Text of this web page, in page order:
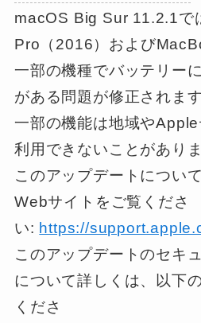
macOS Big Sur 11.2.1で
Pro（2016）および
一部の機種でバッテリー
がある問題が修正されます
一部の機能は地域や
利用できないことがありま
このアップデートについ
Webサイトをご覧くださ
い: https://
このアップデートのセキ
について詳しくは、以下
くださ